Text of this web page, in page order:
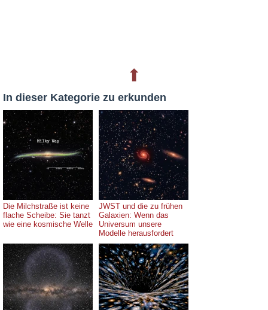
⬆
In dieser Kategorie zu erkunden
Die Milchstraße ist keine
flache Scheibe: Sie tanzt
wie eine kosmische Welle
JWST und die zu frühen
Galaxien: Wenn das
Universum unsere
Modelle herausfordert